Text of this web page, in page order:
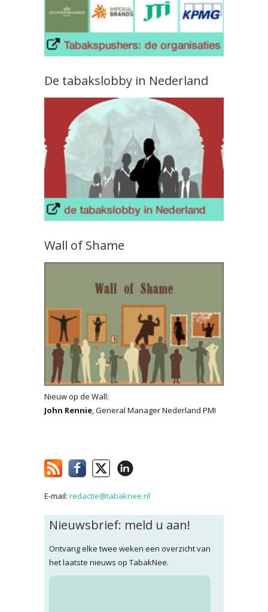
De tabakslobby in Nederland
Wall of Shame
Nieuw op de Wall:
John Rennie, General Manager Nederland PMI
E-mail: redactie@tabaknee.nl
Nieuwsbrief: meld u aan!
Ontvang elke twee weken een overzicht van
het laatste nieuws op TabakNee.